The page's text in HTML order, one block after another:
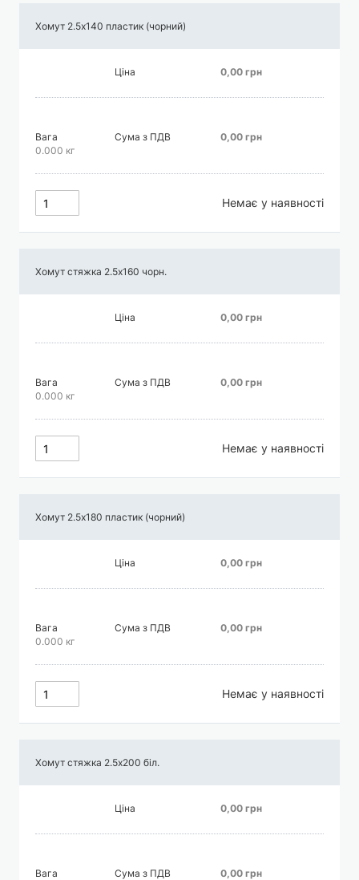
Хомут 2.5х140 пластик (чорний)
Ціна 0,00 грн
Вага
0.000 кг
Сума з ПДВ 0,00 грн
Немає у наявності
Хомут стяжка 2.5х160 чорн.
Ціна 0,00 грн
Вага
0.000 кг
Сума з ПДВ 0,00 грн
Немає у наявності
Хомут 2.5х180 пластик (чорний)
Ціна 0,00 грн
Вага
0.000 кг
Сума з ПДВ 0,00 грн
Немає у наявності
Хомут стяжка 2.5х200 біл.
Ціна 0,00 грн
Вага
Сума з ПДВ 0,00 грн